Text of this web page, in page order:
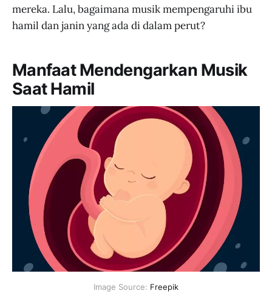
mereka. Lalu, bagaimana musik mempengaruhi ibu
hamil dan janin yang ada di dalam perut?
Manfaat Mendengarkan Musik
Saat Hamil
Image Source: Freepik